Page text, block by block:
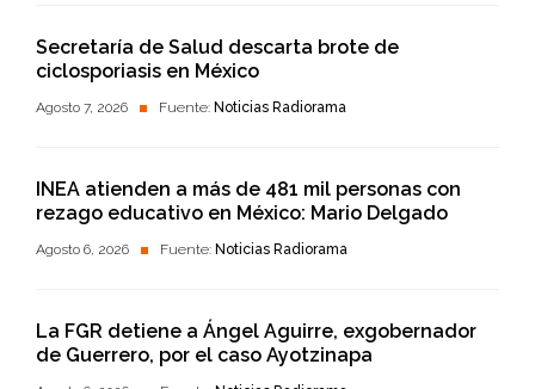
Secretaría de Salud descarta brote de
ciclosporiasis en México
Agosto 7, 2026 Fuente: Noticias Radiorama
INEA atienden a más de 481 mil personas con
rezago educativo en México: Mario Delgado
Agosto 6, 2026 Fuente: Noticias Radiorama
La FGR detiene a Ángel Aguirre, exgobernador
de Guerrero, por el caso Ayotzinapa